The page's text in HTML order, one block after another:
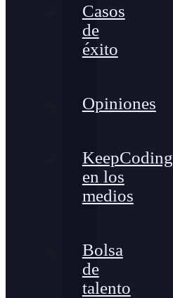
Casos
de
éxito
Opiniones
KeepCoding
en los
medios
Bolsa
de
talento